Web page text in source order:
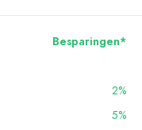
Besparingen*
2%
5%